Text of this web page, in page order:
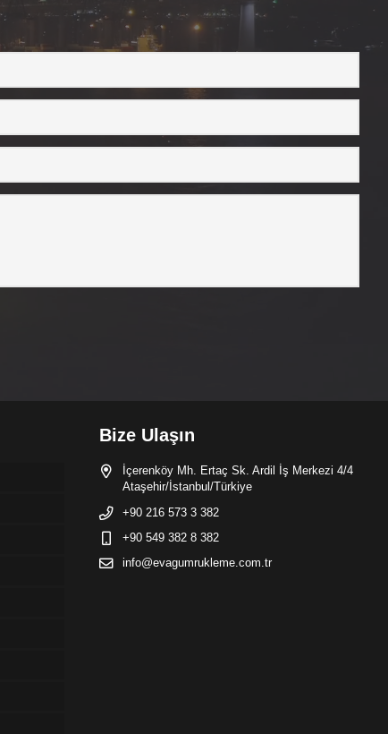
Bize Ulaşın
İçerenköy Mh. Ertaç Sk. Ardil İş Merkezi 4/4
Ataşehir/İstanbul/Türkiye
+90 216 573 3 382
+90 549 382 8 382
info@evagumrukleme.com.tr